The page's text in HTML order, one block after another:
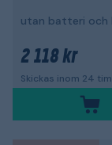
utan batteri och
2 118 kr
Skickas inom 24